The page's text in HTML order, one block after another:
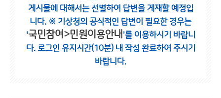
게시물에 대해서는 선별하여 답변을 게재할 예정입
니다. ※ 기상청의 공식적인 답변이 필요한 경우는
'국민참여>민원이용안내 '를 이용하시기 바랍니
다. 로그인 유지시간(10분) 내 작성 완료하여 주시기
바랍니다.